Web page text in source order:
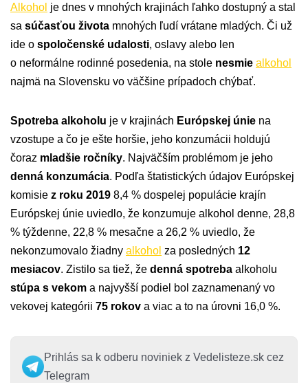
Alkohol je dnes v mnohých krajinách ľahko dostupný a stal
sa súčasťou života mnohých ľudí vrátane mladých. Či už
ide o spoločenské udalosti, oslavy alebo len
o neformálne rodinné posedenia, na stole nesmie alkohol
najmä na Slovensku vo väčšine prípadoch chýbať.
Spotreba alkoholu je v krajinách Európskej únie na
vzostupe a čo je ešte horšie, jeho konzumácii holdujú
čoraz mladšie ročníky. Najväčším problémom je jeho
denná konzumácia. Podľa štatistických údajov Európskej
komisie z roku 2019 8,4 % dospelej populácie krajín
Európskej únie uviedlo, že konzumuje alkohol denne, 28,8
% týždenne, 22,8 % mesačne a 26,2 % uviedlo, že
nekonzumovalo žiadny alkohol za posledných 12
mesiacov. Zistilo sa tiež, že denná spotreba alkoholu
stúpa s vekom a najvyšší podiel bol zaznamenaný vo
vekovej kategórii 75 rokov a viac a to na úrovni 16,0 %.
Prihlás sa k odberu noviniek z Vedelisteze.sk cez
Telegram